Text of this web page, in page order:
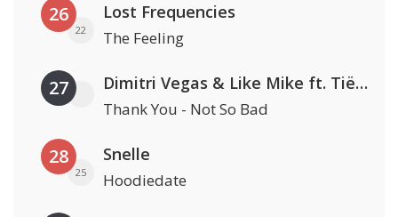
26
22
Lost Frequencies
The Feeling
27 Dimitri Vegas & Like Mike ft. Tiësto, W&W & Dido
Thank You - Not So Bad
28
25
Snelle
Hoodiedate